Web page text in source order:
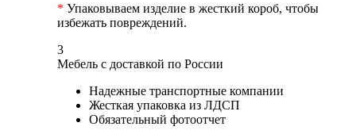
* Упаковываем изделие в жесткий короб, чтобы
избежать повреждений.
3
Мебель с доставкой по России
Надежные транспортные компании
Жесткая упаковка из ЛДСП
Обязательный фотоотчет